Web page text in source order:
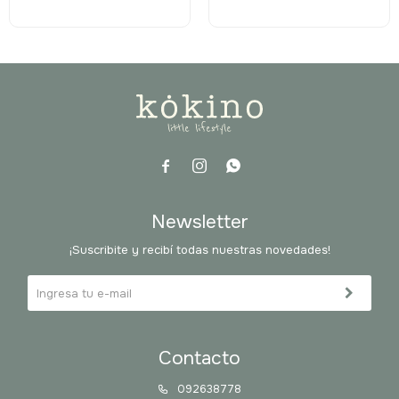
  
Contacto
092638778
Newsletter
¡Suscribite y recibí todas nuestras novedades!